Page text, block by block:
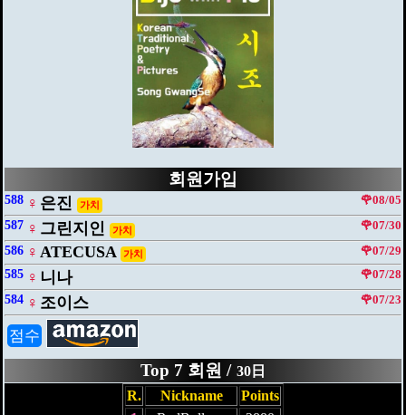
회원가입
588 ♀ 은진 가치
🌹08/05
587 ♀ 그린지인 가치
🌹07/30
586 ♀ ATECUSA 가치
🌹07/29
585 ♀ 니나
🌹07/28
584 ♀ 조이스 🌹07/23
점수
Top 7 회원 / 30日
R.
Nickname
Points